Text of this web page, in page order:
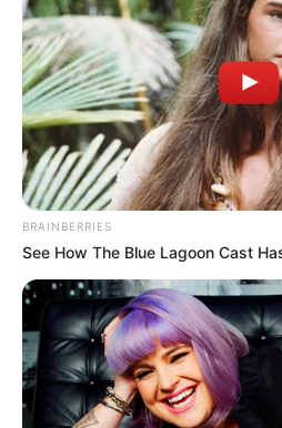
The Best Tarantino Movie Yet
BRAINBERRIES
See How The Blue Lagoon Cast